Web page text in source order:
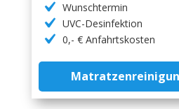
Wunschtermin
UVC-Desinfektion
0,- € Anfahrtskosten